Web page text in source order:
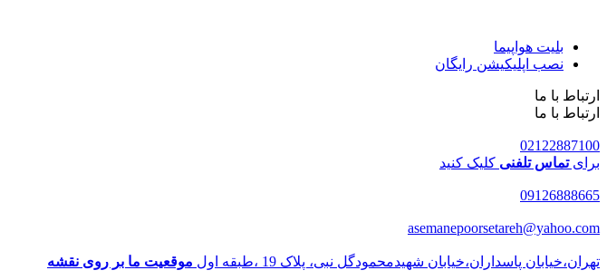
بلیت هواپیما
نصب اپلیکیشن رایگان
ارتباط با ما
ارتباط با ما
02122887100
برایتماس تلفنی کلیک کنید
09126888665
asemanepoorsetareh@yahoo.com
تهران،خیابان پاسداران،خیابان شهیدمحمودگل نبی، پلاک 19 ،طبقه اول موقعیت ما بر روی نقشه